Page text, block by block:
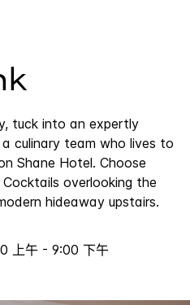
tuck into an expertly
culinary team who lives to
Shane Hotel. Choose
overlooking the
hideaway upstairs.
上午 - 9:00 下午